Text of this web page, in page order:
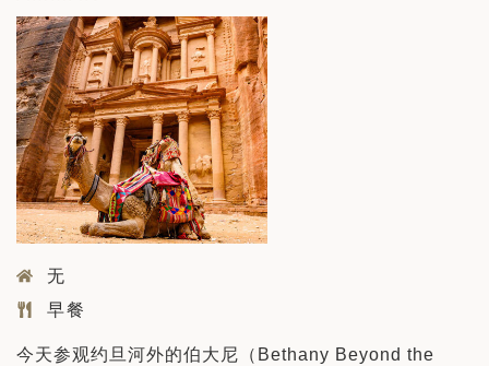
无
早餐
今天参观约旦河外的伯大尼（Bethany Beyond the